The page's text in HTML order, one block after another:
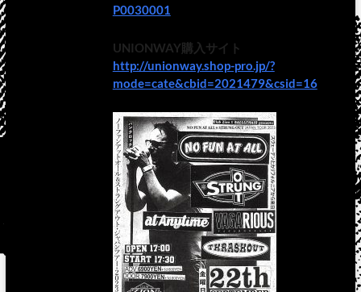
P0030001
UNIONWAY購入サイト
http://unionway.shop-pro.jp/?
mode=cate&cbid=2021479&csid=16